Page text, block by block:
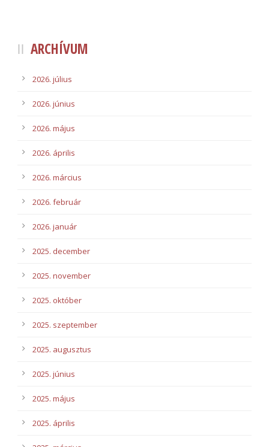
ARCHÍVUM
2026. július
2026. június
2026. május
2026. április
2026. március
2026. február
2026. január
2025. december
2025. november
2025. október
2025. szeptember
2025. augusztus
2025. június
2025. május
2025. április